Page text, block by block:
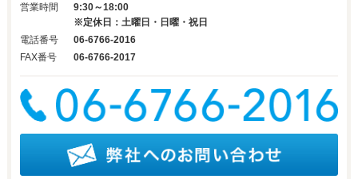
営業時間
9:30～18:00
※定休日：土曜日・日曜・祝日
電話番号
06-6766-2016
FAX番号
06-6766-2017